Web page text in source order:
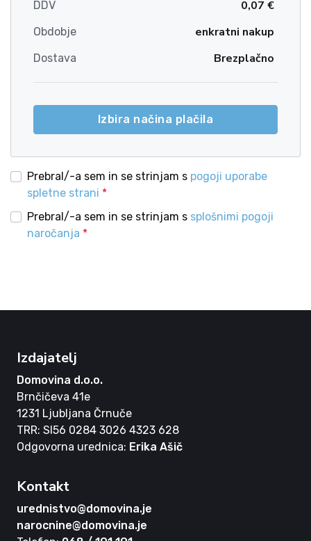
DDV 0,07 €
Obdobje enkratni nakup
Dostava Brezplačno
Izbira načina plačila
Prebral/-a sem in se strinjam s pogoji uporabe
spletne strani *
Prebral/-a sem in se strinjam s splošnimi pogoji
naročanja *
Izdajatelj
Domovina d.o.o.
Brnčičeva 41e
1231 Ljubljana Črnuče
TRR: SI56 0284 3026 4323 628
Odgovorna urednica: Erika Ašič
Kontakt
urednistvo@domovina.je
narocnine@domovina.je